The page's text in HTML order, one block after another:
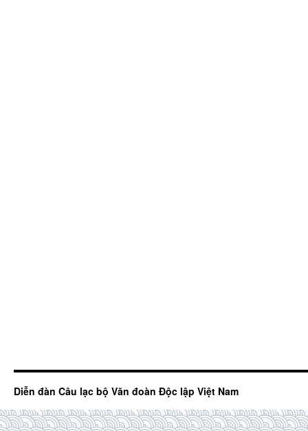
Diễn đàn Câu lạc bộ Văn đoàn Độc lập Việt Nam